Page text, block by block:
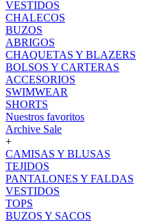
VESTIDOS
CHALECOS
BUZOS
ABRIGOS
CHAQUETAS Y BLAZERS
BOLSOS Y CARTERAS
ACCESORIOS
SWIMWEAR
SHORTS
Nuestros favoritos
Archive Sale
+
CAMISAS Y BLUSAS
TEJIDOS
PANTALONES Y FALDAS
VESTIDOS
TOPS
BUZOS Y SACOS